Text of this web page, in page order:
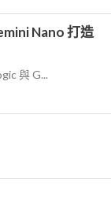
Nano 打造
與 G...